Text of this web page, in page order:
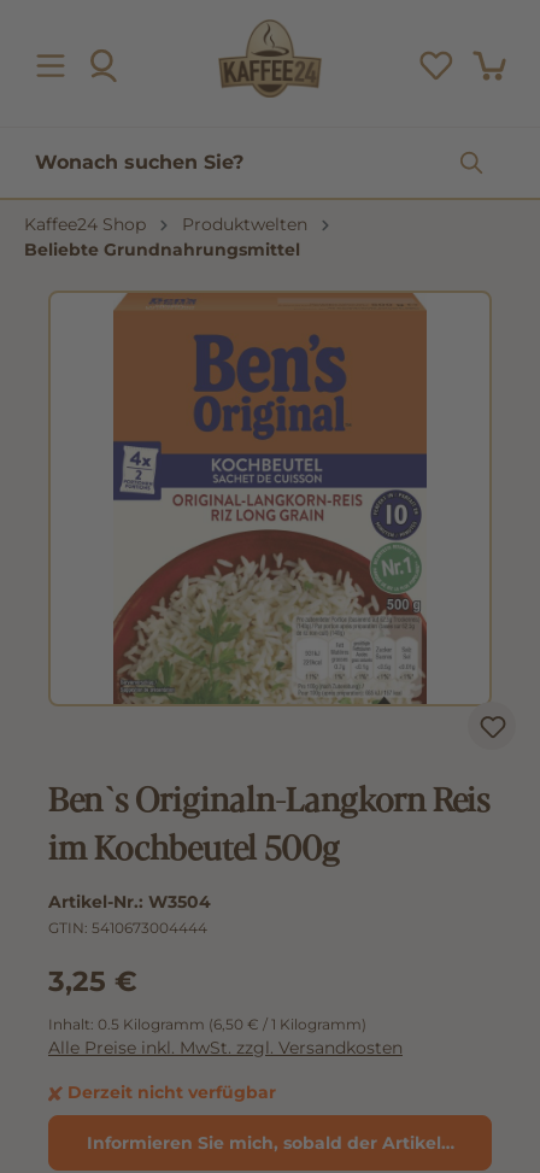
Kaffee24 Shop
Produktwelten
Beliebte Grundnahrungsmittel
Ben`s Originaln-Langkorn Reis
im Kochbeutel 500g
Artikel-Nr.: W3504
GTIN: 5410673004444
3,25 €
Inhalt: 0.5 Kilogramm (6,50 € / 1 Kilogramm)
Alle Preise inkl. MwSt. zzgl. Versandkosten
Derzeit nicht verfügbar
Informieren Sie mich, sobald der Artikel verfügbar